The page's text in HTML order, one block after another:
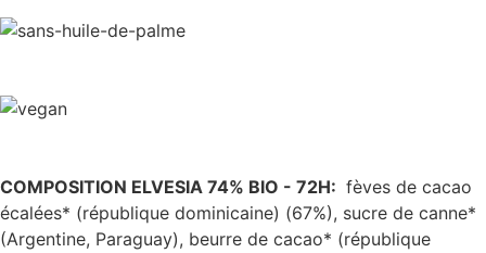
COMPOSITION ELVESIA 74% BIO - 72H: fèves de cacao
écalées* (république dominicaine) (67%), sucre de canne*
(Argentine, Paraguay), beurre de cacao* (république